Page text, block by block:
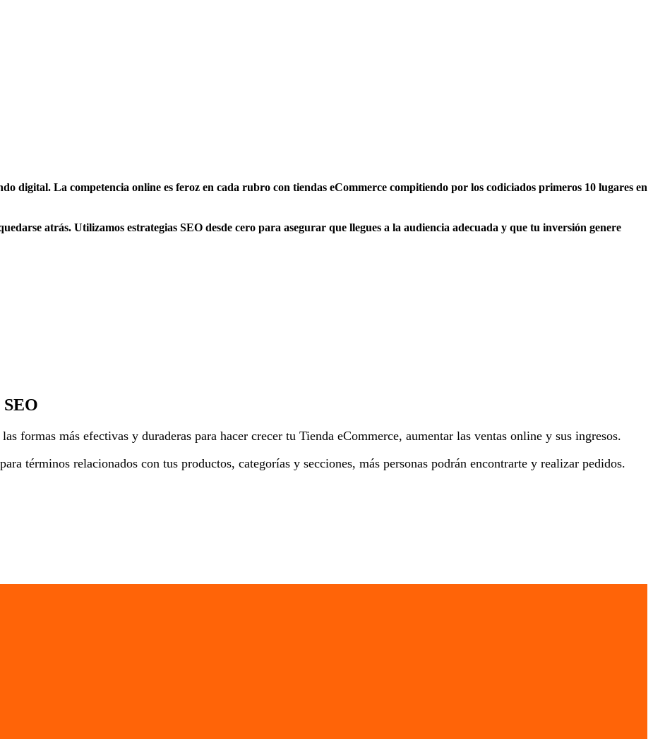
digital. La competencia online es feroz en cada rubro con tiendas eCommerce compitiendo por los codiciados primeros 10 lugares en
atrás. Utilizamos estrategias SEO desde cero para asegurar que llegues a la audiencia adecuada y que tu inversión genere
formas más efectivas y duraderas para hacer crecer tu Tienda eCommerce, aumentar las ventas online y sus ingresos.
términos relacionados con tus productos, categorías y secciones, más personas podrán encontrarte y realizar pedidos.